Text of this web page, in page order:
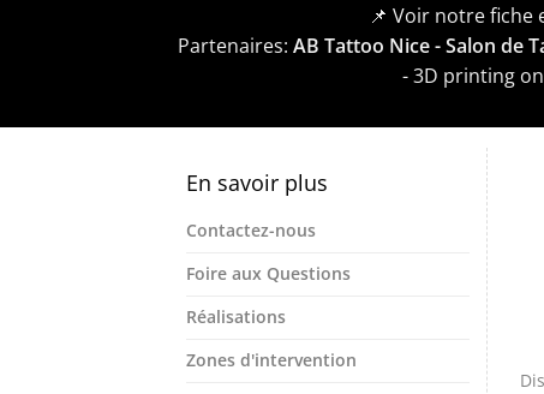
📌 Voir notre fiche
Partenaires: AB Tattoo Nice - Salon de
- 3D printing on
En savoir plus
Contactez-nous
Foire aux Questions
Réalisations
Zones d'intervention